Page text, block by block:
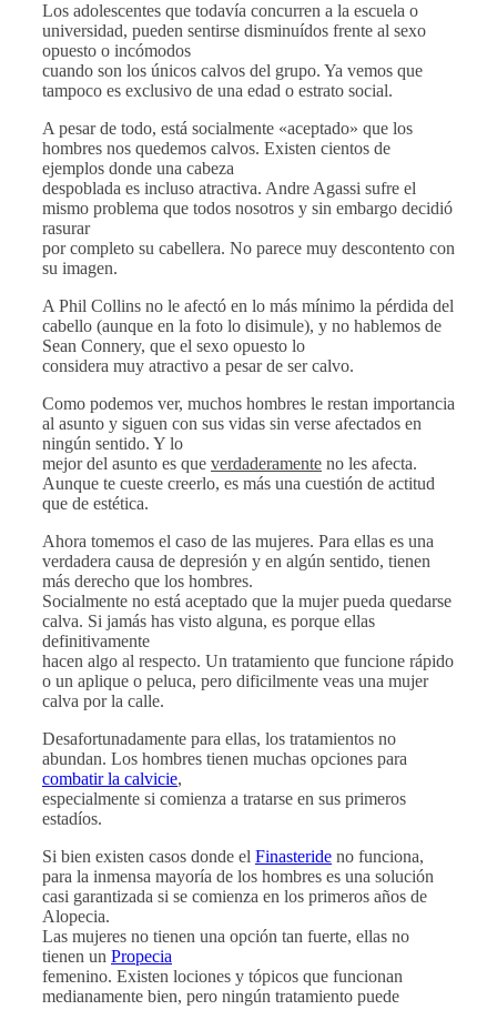
Los adolescentes que todavía concurren a la escuela o
universidad, pueden sentirse disminuídos frente al sexo
opuesto o incómodos
cuando son los únicos calvos del grupo. Ya vemos que
tampoco es exclusivo de una edad o estrato social.
A pesar de todo, está socialmente «aceptado» que los
hombres nos quedemos calvos. Existen cientos de
ejemplos donde una cabeza
despoblada es incluso atractiva. Andre Agassi sufre el
mismo problema que todos nosotros y sin embargo decidió
rasurar
por completo su cabellera. No parece muy descontento con
su imagen.
A Phil Collins no le afectó en lo más mínimo la pérdida del
cabello (aunque en la foto lo disimule), y no hablemos de
Sean Connery, que el sexo opuesto lo
considera muy atractivo a pesar de ser calvo.
Como podemos ver, muchos hombres le restan importancia
al asunto y siguen con sus vidas sin verse afectados en
ningún sentido. Y lo
mejor del asunto es que verdaderamente no les afecta.
Aunque te cueste creerlo, es más una cuestión de actitud
que de estética.
Ahora tomemos el caso de las mujeres. Para ellas es una
verdadera causa de depresión y en algún sentido, tienen
más derecho que los hombres.
Socialmente no está aceptado que la mujer pueda quedarse
calva. Si jamás has visto alguna, es porque ellas
definitivamente
hacen algo al respecto. Un tratamiento que funcione rápido
o un aplique o peluca, pero dificilmente veas una mujer
calva por la calle.
Desafortunadamente para ellas, los tratamientos no
abundan. Los hombres tienen muchas opciones para
combatir la calvicie,
especialmente si comienza a tratarse en sus primeros
estadíos.
Si bien existen casos donde el Finasteride no funciona,
para la inmensa mayoría de los hombres es una solución
casi garantizada si se comienza en los primeros años de
Alopecia.
Las mujeres no tienen una opción tan fuerte, ellas no
tienen un Propecia
femenino. Existen lociones y tópicos que funcionan
medianamente bien, pero ningún tratamiento puede